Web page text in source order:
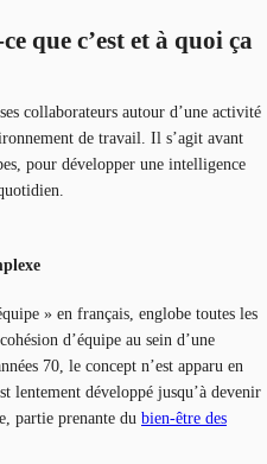
que c’est et à quoi ça
collaborateurs autour d’une activité
de travail. Il s’agit avant
pour développer une intelligence
» en français, englobe toutes les
d’équipe au sein d’une
70, le concept n’est apparu en
lentement développé jusqu’à devenir
partie prenante du bien-être des